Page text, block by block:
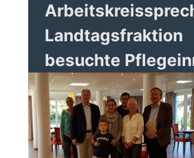
Landtagsfraktion
besuchte